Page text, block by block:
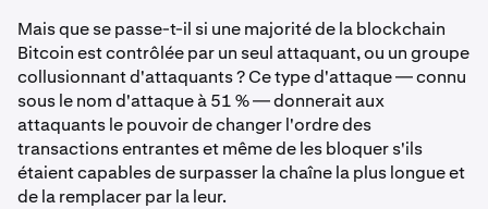
Mais que se passe-t-il si une majorité de la blockchain
Bitcoin est contrôlée par un seul attaquant, ou un groupe
collusionnant d'attaquants ? Ce type d'attaque — connu
sous le nom d'attaque à 51 % — donnerait aux
attaquants le pouvoir de changer l'ordre des
transactions entrantes et même de les bloquer s'ils
étaient capables de surpasser la chaîne la plus longue et
de la remplacer par la leur.